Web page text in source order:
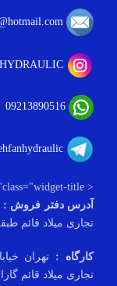
09213890516
< class="widget-title">ارتباط با ما
آدرس دفتر فروش :
تجاری میلاد قائم
کارگاه : تهران
تجاری میلاد قائم